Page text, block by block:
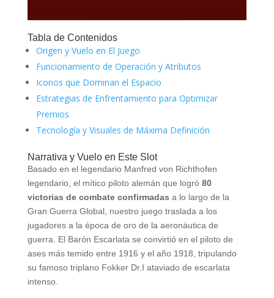
Tabla de Contenidos
Origen y Vuelo en El Juego
Funcionamiento de Operación y Atributos
Iconos que Dominan el Espacio
Estrategias de Enfrentamiento para Optimizar
Premios
Tecnología y Visuales de Máxima Definición
Narrativa y Vuelo en Este Slot
Basado en el legendario Manfred von Richthofen
legendario, el mítico piloto alemán que logró 80
victorias de combate confirmadas a lo largo de la
Gran Guerra Global, nuestro juego traslada a los
jugadores a la época de oro de la aeronáutica de
guerra. El Barón Escarlata se convirtió en el piloto de
ases más temido entre 1916 y el año 1918, tripulando
su famoso triplano Fokker Dr.I ataviado de escarlata
intenso.